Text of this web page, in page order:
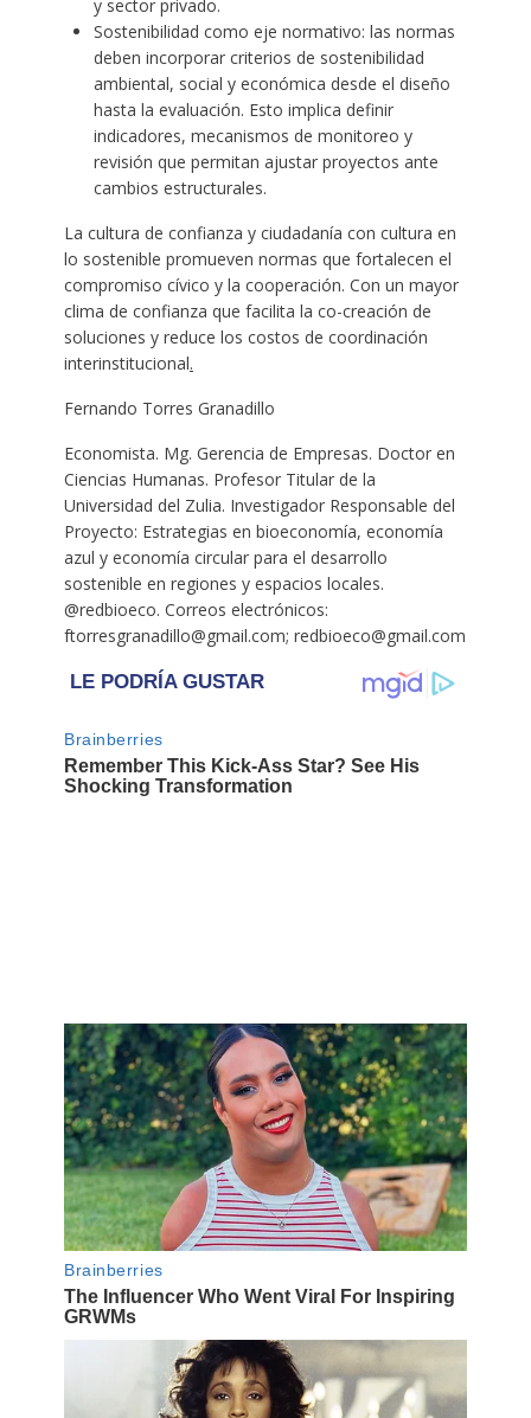
y sector privado.
Sostenibilidad como eje normativo: las normas
deben incorporar criterios de sostenibilidad
ambiental, social y económica desde el diseño
hasta la evaluación. Esto implica definir
indicadores, mecanismos de monitoreo y
revisión que permitan ajustar proyectos ante
cambios estructurales.
La cultura de confianza y ciudadanía con cultura en
lo sostenible promueven normas que fortalecen el
compromiso cívico y la cooperación. Con un mayor
clima de confianza que facilita la co-creación de
soluciones y reduce los costos de coordinación
interinstitucional.
Fernando Torres Granadillo
Economista. Mg. Gerencia de Empresas. Doctor en
Ciencias Humanas. Profesor Titular de la
Universidad del Zulia. Investigador Responsable del
Proyecto: Estrategias en bioeconomía, economía
azul y economía circular para el desarrollo
sostenible en regiones y espacios locales.
@redbioeco. Correos electrónicos:
ftorresgranadillo@gmail.com; redbioeco@gmail.com